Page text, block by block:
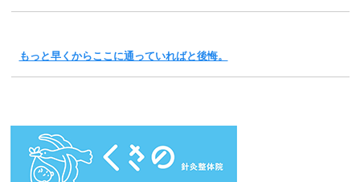
もっと早くからここに通っていればと後悔。